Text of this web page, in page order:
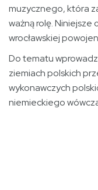
muzycznego, która
ważną rolę.
wrocławskiej
Do tematu
ziemiach polskich
wykonawczych
niemieckiego